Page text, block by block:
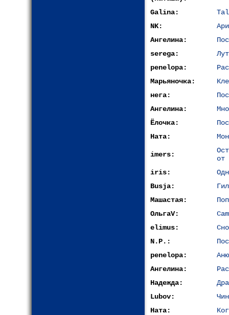
Galina:
NK:
Ангелина:
serega:
penelopa:
Марьяночка:
нега:
Ангелина:
Ёлочка:
Ната:
imers:
от
iris:
Busja:
Машастая:
ОльгаV:
elimus:
N.P.:
penelopa:
Ангелина:
Надежда:
Lubov:
Ната: